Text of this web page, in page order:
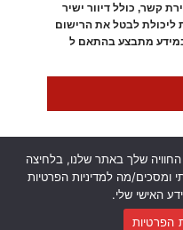
קשר, כולל דיוור ישיר
ת ליכולת לבטל את הרישום
מתבצע בהתאם ל
צור קשר
ודבשהאתר נבנה על ידי
שלך באתר שלנו, בלחיצה
מה למדיניות הפרטיות
האישי שלי.
הפרטיות